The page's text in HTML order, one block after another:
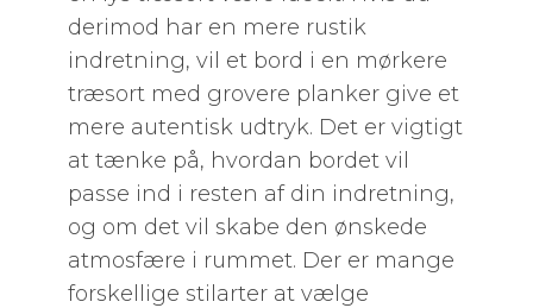
derimod har en mere rustik
indretning, vil et bord i en mørkere
træsort med grovere planker give et
mere autentisk udtryk. Det er vigtigt
at tænke på, hvordan bordet vil
passe ind i resten af din indretning,
og om det vil skabe den ønskede
atmosfære i rummet. Der er mange
forskellige stilarter at vælge